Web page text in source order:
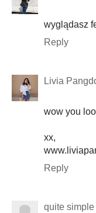
wyglądasz
Reply
Livia
wow you
xx,
Reply
quite simple